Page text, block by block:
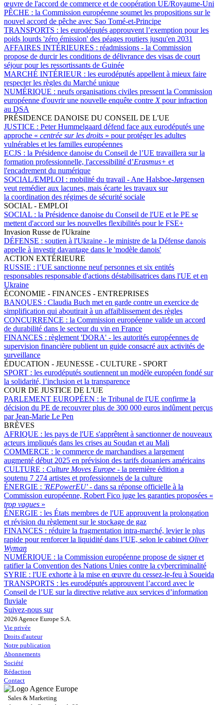
œuvre de l'accord de commerce et de coopération UE/Royaume-Uni
PÊCHE : la Commission européenne soumet les propositions sur le
nouvel accord de pêche avec Sao Tomé-et-Principe
TRANSPORTS : les eurodéputés approuvent l’exemption pour les
poids lourds 'zéro émission' des péages routiers jusqu'en 2031
AFFAIRES INTÉRIEURES : réadmissions - la Commission
propose de durcir les conditions de délivrance des visas de court
séjour pour les ressortissants de Guinée
MARCHÉ INTÉRIEUR : les eurodéputés appellent à mieux faire
respecter les règles du Marché unique
NUMÉRIQUE : neufs organisations civiles pressent la Commission
européenne d'ouvrir une nouvelle enquête contre Xpour infraction
au DSA
PRÉSIDENCE DANOISE DU CONSEIL DE L'UE
JUSTICE : Peter Hummelgaard défend face aux eurodéputés une
approche « centrée sur les droits » pour protéger les adultes
vulnérables et les familles européennes
ECJS : la Présidence danoise du Conseil de l’UE travaillera sur la
formation professionnelle, l'accessibilité d’Erasmus+ et
l'encadrement du numérique
SOCIAL/EMPLOI : mobilité du travail - Ane Halsboe-Jørgensen
veut remédier aux lacunes, mais écarte les travaux sur
la coordination des régimes de sécurité sociale
SOCIAL - EMPLOI
SOCIAL : la Présidence danoise du Conseil de l'UE et le PE se
mettent d'accord sur les nouvelles flexibilités pour le FSE+
Invasion Russe de l'Ukraine
DÉFENSE : soutien à l'Ukraine - le ministre de la Défense danois
appelle à investir davantage dans le 'modèle danois'
ACTION EXTÉRIEURE
RUSSIE : l’UE sanctionne neuf personnes et six entités
responsables responsable d'actions déstabilisatrices dans l'UE et en
Ukraine
ÉCONOMIE - FINANCES - ENTREPRISES
BANQUES : Claudia Buch met en garde contre un exercice de
simplification qui aboutirait à un affaiblissement des règles
CONCURRENCE : la Commission européenne valide un accord
de durabilité dans le secteur du vin en France
FINANCES : règlement 'DORA' - les autorités européennes de
supervision financière publient un guide consacré aux activités de
surveillance
ÉDUCATION - JEUNESSE - CULTURE - SPORT
SPORT : les eurodéputés soutiennent un modèle européen fondé sur
la solidarité, l’inclusion et la transparence
COUR DE JUSTICE DE L'UE
PARLEMENT EUROPÉEN : le Tribunal de l'UE confirme la
décision du PE de recouvrer plus de 300 000 euros indûment perçus
par Jean-Marie Le Pen
BRÈVES
AFRIQUE : les pays de l'UE s'apprêtent à sanctionner de nouveaux
acteurs impliqués dans les crises au Soudan et au Mali
COMMERCE : le commerce de marchandises a largement
augmenté début 2025 en prévision des tarifs douaniers américains
CULTURE : Culture Moves Europe - la première édition a
soutenu 7 274 artistes et professionnels de la culture
ÉNERGIE : 'REPowerEU' - dans sa réponse officielle à la
Commission européenne, Robert Fico juge les garanties proposées «
trop vagues »
ÉNERGIE : les États membres de l'UE approuvent la prolongation
et révision du règlement sur le stockage de gaz
FINANCES : réduire la fragmentation intra-marché, levier le plus
rapide pour renforcer la liquidité dans l’UE, selon le cabinet Oliver
Wyman
NUMÉRIQUE : la Commission européenne propose de signer et
ratifier la Convention des Nations Unies contre la cybercriminalité
SYRIE : l'UE exhorte à la mise en œuvre du cessez-le-feu à Soueida
TRANSPORTS : les eurodéputés approuvent l’accord avec le
Conseil de l’UE sur la directive relative aux services d’information
fluviale
Suivez-nous sur
2026 Agence Europe S.A.
Vie privée
Droits d'auteur
Notre publication
Abonnements
Société
Rédaction
Contact
Sales & Marketing